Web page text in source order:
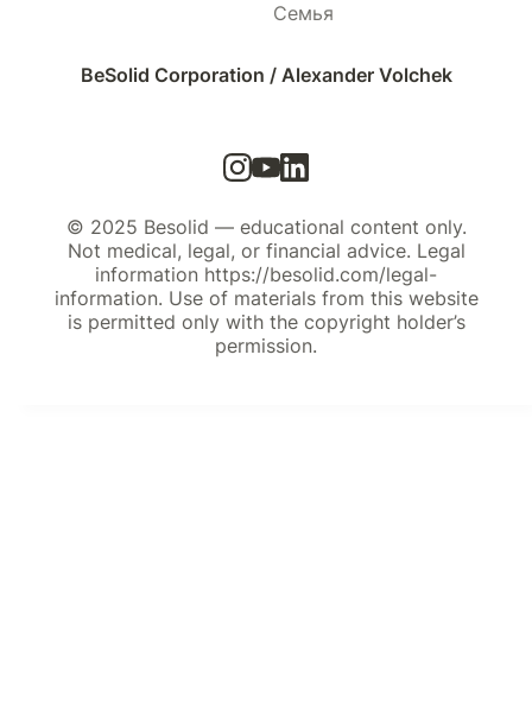
BeSolid Corporation / Alexander Volchek
Семья
© 2025 Besolid — educational content only.
Not medical, legal, or financial advice. Legal
information https://besolid.com/legal-
information. Use of materials from this website
is permitted only with the copyright holder’s
permission.